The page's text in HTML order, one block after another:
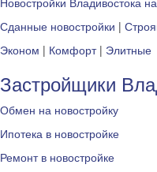
Сданные новостройки |
Эконом | Комфорт| Элитные
Застройщики
Обмен на новостройку
Ипотека в новостройке
Ремонт в новостройке